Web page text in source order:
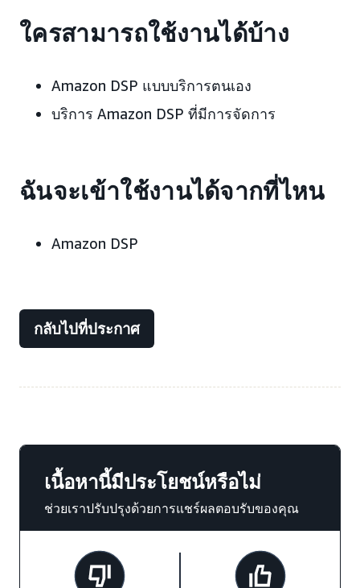
ใครสามารถใช้งานได้บ้าง
Amazon DSP แบบบริการตนเอง
บริการ Amazon DSP ที่มีการจัดการ
ฉันจะเข้าใช้งานได้จากที่ไหน
Amazon DSP
กลับไปที่ประกาศ
เนื้อหานี้มีประโยชน์หรือไม่
ช่วยเราปรับปรุงด้วยการแชร์ผลตอบรับของคุณ